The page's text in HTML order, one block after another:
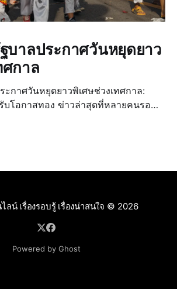
บาลประกาศวันหยุดยาว
ศกาล
ะกาศวันหยุดยาวพิเศษช่วงเทศกาล:
าวล่าสุดที่หลายคนรอ
น์ เรื่องรอบรู้ เรื่องน่าสนใจ © 2026
Powered by Ghost